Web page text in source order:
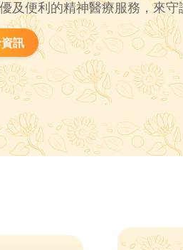
及便利的精神醫療服務，來
訊